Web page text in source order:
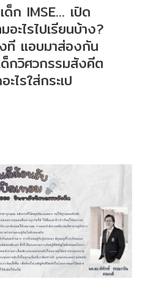
ด็ก IMSE… เปิด
อะไรไปเรียนบ้าง?
ที แอบมาส่องกัน
ด็กวิศวกรรมสังคีต
ไรใส่กระเป